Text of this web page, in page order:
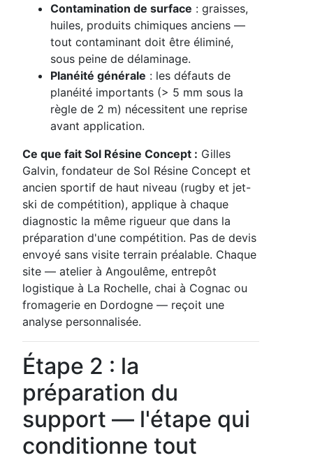
Contamination de surface : graisses,
huiles, produits chimiques anciens —
tout contaminant doit être éliminé,
sous peine de délaminage.
Planéité générale : les défauts de
planéité importants (> 5 mm sous la
règle de 2 m) nécessitent une reprise
avant application.
Ce que fait Sol Résine Concept : Gilles
Galvin, fondateur de Sol Résine Concept et
ancien sportif de haut niveau (rugby et jet-
ski de compétition), applique à chaque
diagnostic la même rigueur que dans la
préparation d'une compétition. Pas de devis
envoyé sans visite terrain préalable. Chaque
site — atelier à Angoulême, entrepôt
logistique à La Rochelle, chai à Cognac ou
fromagerie en Dordogne — reçoit une
analyse personnalisée.
Étape 2 : la
préparation du
support — l'étape qui
conditionne tout